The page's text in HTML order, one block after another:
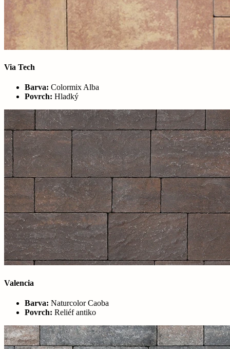
Via Tech
Barva: Colormix Alba
Povrch: Hladký
Valencia
Barva: Naturcolor Caoba
Povrch: Reliéf antiko